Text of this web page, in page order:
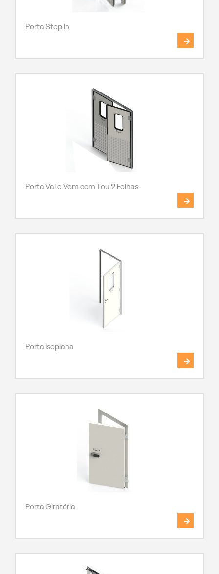
Porta Step In
Porta Vai e Vem com 1 ou 2 Folhas
Porta Isoplana
Porta Giratória